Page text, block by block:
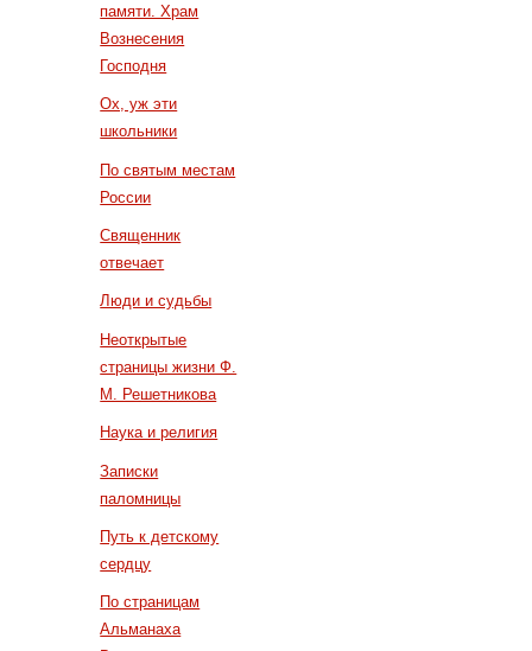
памяти. Храм
Вознесения
Господня
Ох, уж эти
школьники
По святым местам
России
Священник
отвечает
Люди и судьбы
Неоткрытые
страницы жизни Ф.
М. Решетникова
Наука и религия
Записки
паломницы
Путь к детскому
сердцу
По страницам
Альманаха